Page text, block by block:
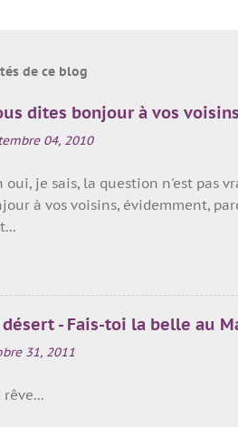
de ce blog
dites bonjour à vos
04, 2010
oui, je sais, la question n'est pas
à vos voisins, évidemment,
habitée à l'année par mon
je peux échapper à mon boulot de
nous nous prenons des gros vents
- Fais-toi la belle au
31, 2011
rêve...